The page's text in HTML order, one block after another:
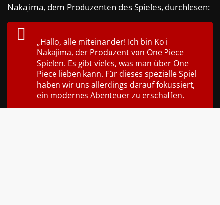
Nakajima, dem Produzenten des Spieles, durchlesen:
„Hallo, alle miteinander! Ich bin Koji
Nakajima, der Produzent von One Piece
Spielen. Es gibt vieles, was man über One
Piece lieben kann. Für dieses spezielle Spiel
haben wir uns allerdings darauf fokussiert,
ein modernes Abenteuer zu erschaffen.